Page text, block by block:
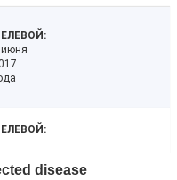
июня
disease